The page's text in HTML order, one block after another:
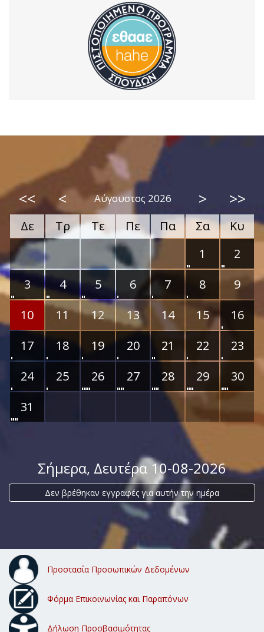
<< < Αύγουστος 2026 > >>
Δε Τρ Τε Πε Πα Σα
Κυ
1
2
3
4 5 6 7 8
9
10
11 12 13 14 15
16
17
18 19 20 21 22
23
24
25 26 27 28 29
30
31
Σήμερα, Δευτέρα 10-08-2026
Δεν βρέθηκαν εγγραφές για αυτήν την ημέρα
Προστασία Προσωπικών Δεδομένων
Φόρμα Επικοινωνίας και Παραπόνων
Δήλωση Προσβασιμότητας